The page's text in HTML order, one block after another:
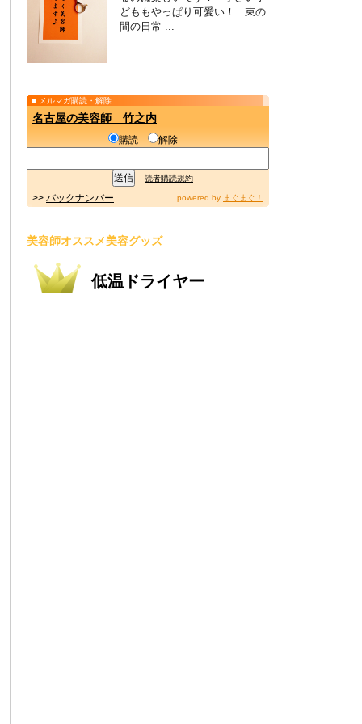
どももやっぱり可愛い！ 束の
間の日常 ...
メルマガ購読・解除
名古屋の美容師 竹之内
購読 解除
読者購読規約
>> バックナンバー powered by まぐまぐ！
美容師オススメ美容グッズ
低温ドライヤー